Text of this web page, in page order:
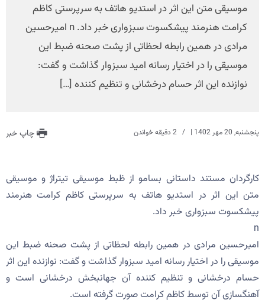
موسیقی متن این اثر در استدیو هاتف به سرپرستی کاظم
کرامت هنرمند پیشکسوت سبزواری خبر داد. n امیرحسین
مرادی در همین رابطه لحظاتی از پشت صحنه ضبط این
موسیقی را در اختیار رسانه امید سبزوار گذاشت و گفت:
نوازنده این اثر حسام درخشانی و تنظیم کننده […]
پنجشنبه, 20 مهر 1402 | چاپ خبر
کارگردان مستند داستانی بسامو از ظبط موسیقی تیتراژ و موسیقی
متن این اثر در استدیو هاتف به سرپرستی کاظم کرامت هنرمند
پیشکسوت سبزواری خبر داد.
n
امیرحسین مرادی در همین رابطه لحظاتی از پشت صحنه ضبط این
موسیقی را در اختیار رسانه امید سبزوار گذاشت و گفت: نوازنده این اثر
حسام درخشانی و تنظیم کننده آن جهانبخش درخشانی است و
آهنگسازی آن توسط کاظم کرامت صورت گرفته است.